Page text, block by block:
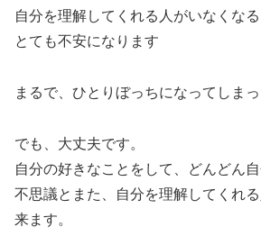
自分を理解してくれる人がいなくなる
とても不安になります
まるで、ひとりぼっちになってしま
でも、大丈夫です。
自分の好きなことをして、どんどん
不思議とまた、自分を理解してくれ
来ます。